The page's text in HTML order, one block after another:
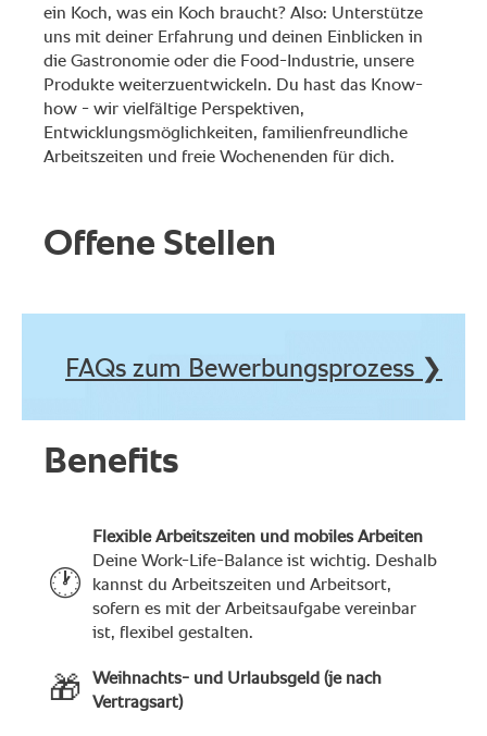
ein Koch, was ein Koch braucht? Also: Unterstütze
uns mit deiner Erfahrung und deinen Einblicken in
die Gastronomie oder die Food-Industrie, unsere
Produkte weiterzuentwickeln. Du hast das Know-
how - wir vielfältige Perspektiven,
Entwicklungsmöglichkeiten, familienfreundliche
Arbeitszeiten und freie Wochenenden für dich.
Offene Stellen
FAQs zum Bewerbungsprozess ❯
Benefits
🕐
Flexible Arbeitszeiten und mobiles Arbeiten
Deine Work-Life-Balance ist wichtig. Deshalb
kannst du Arbeitszeiten und Arbeitsort,
sofern es mit der Arbeitsaufgabe vereinbar
ist, flexibel gestalten.
🎁
Weihnachts- und Urlaubsgeld (je nach
Vertragsart)